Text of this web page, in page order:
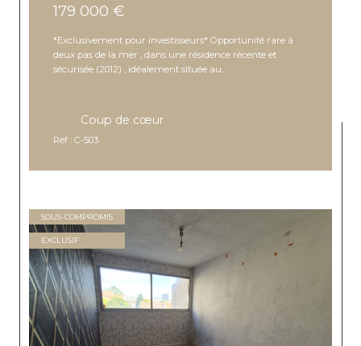
179 000 €
*Exclusivement pour investisseurs* Opportunité rare à
deux pas de la mer , dans une résidence récente et
sécurisée (2012) , idéalement située au...
Coup de cœur
Réf : C-503
SOUS-COMPROMIS
EXCLUSIF